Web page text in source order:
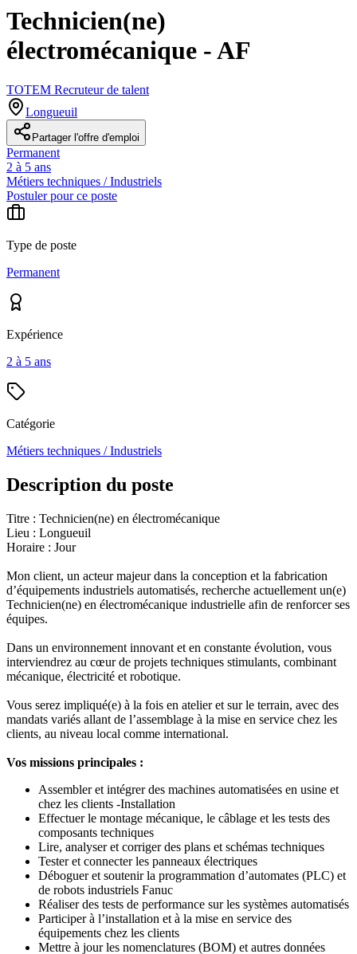
Technicien(ne)
électromécanique - AF
TOTEM Recruteur de talent
Longueuil
Partager l'offre d'emploi
Permanent
2 à 5 ans
Métiers techniques / Industriels
Postuler pour ce poste
Type de poste
Permanent
Expérience
2 à 5 ans
Catégorie
Métiers techniques / Industriels
Description du poste
Titre : Technicien(ne) en électromécanique
Lieu : Longueuil
Horaire : Jour
Mon client, un acteur majeur dans la conception et la fabrication
d’équipements industriels automatisés, recherche actuellement un(e)
Technicien(ne) en électromécanique industrielle afin de renforcer ses
équipes.
Dans un environnement innovant et en constante évolution, vous
interviendrez au cœur de projets techniques stimulants, combinant
mécanique, électricité et robotique.
Vous serez impliqué(e) à la fois en atelier et sur le terrain, avec des
mandats variés allant de l’assemblage à la mise en service chez les
clients, au niveau local comme international.
Vos missions principales :
Assembler et intégrer des machines automatisées en usine et
chez les clients -Installation
Effectuer le montage mécanique, le câblage et les tests des
composants techniques
Lire, analyser et corriger des plans et schémas techniques
Tester et connecter les panneaux électriques
Déboguer et soutenir la programmation d’automates (PLC) et
de robots industriels Fanuc
Réaliser des tests de performance sur les systèmes automatisés
Participer à l’installation et à la mise en service des
équipements chez les clients
Mettre à jour les nomenclatures (BOM) et autres données